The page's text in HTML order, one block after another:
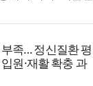
족… 정신질환 평
원·재활 확충 과